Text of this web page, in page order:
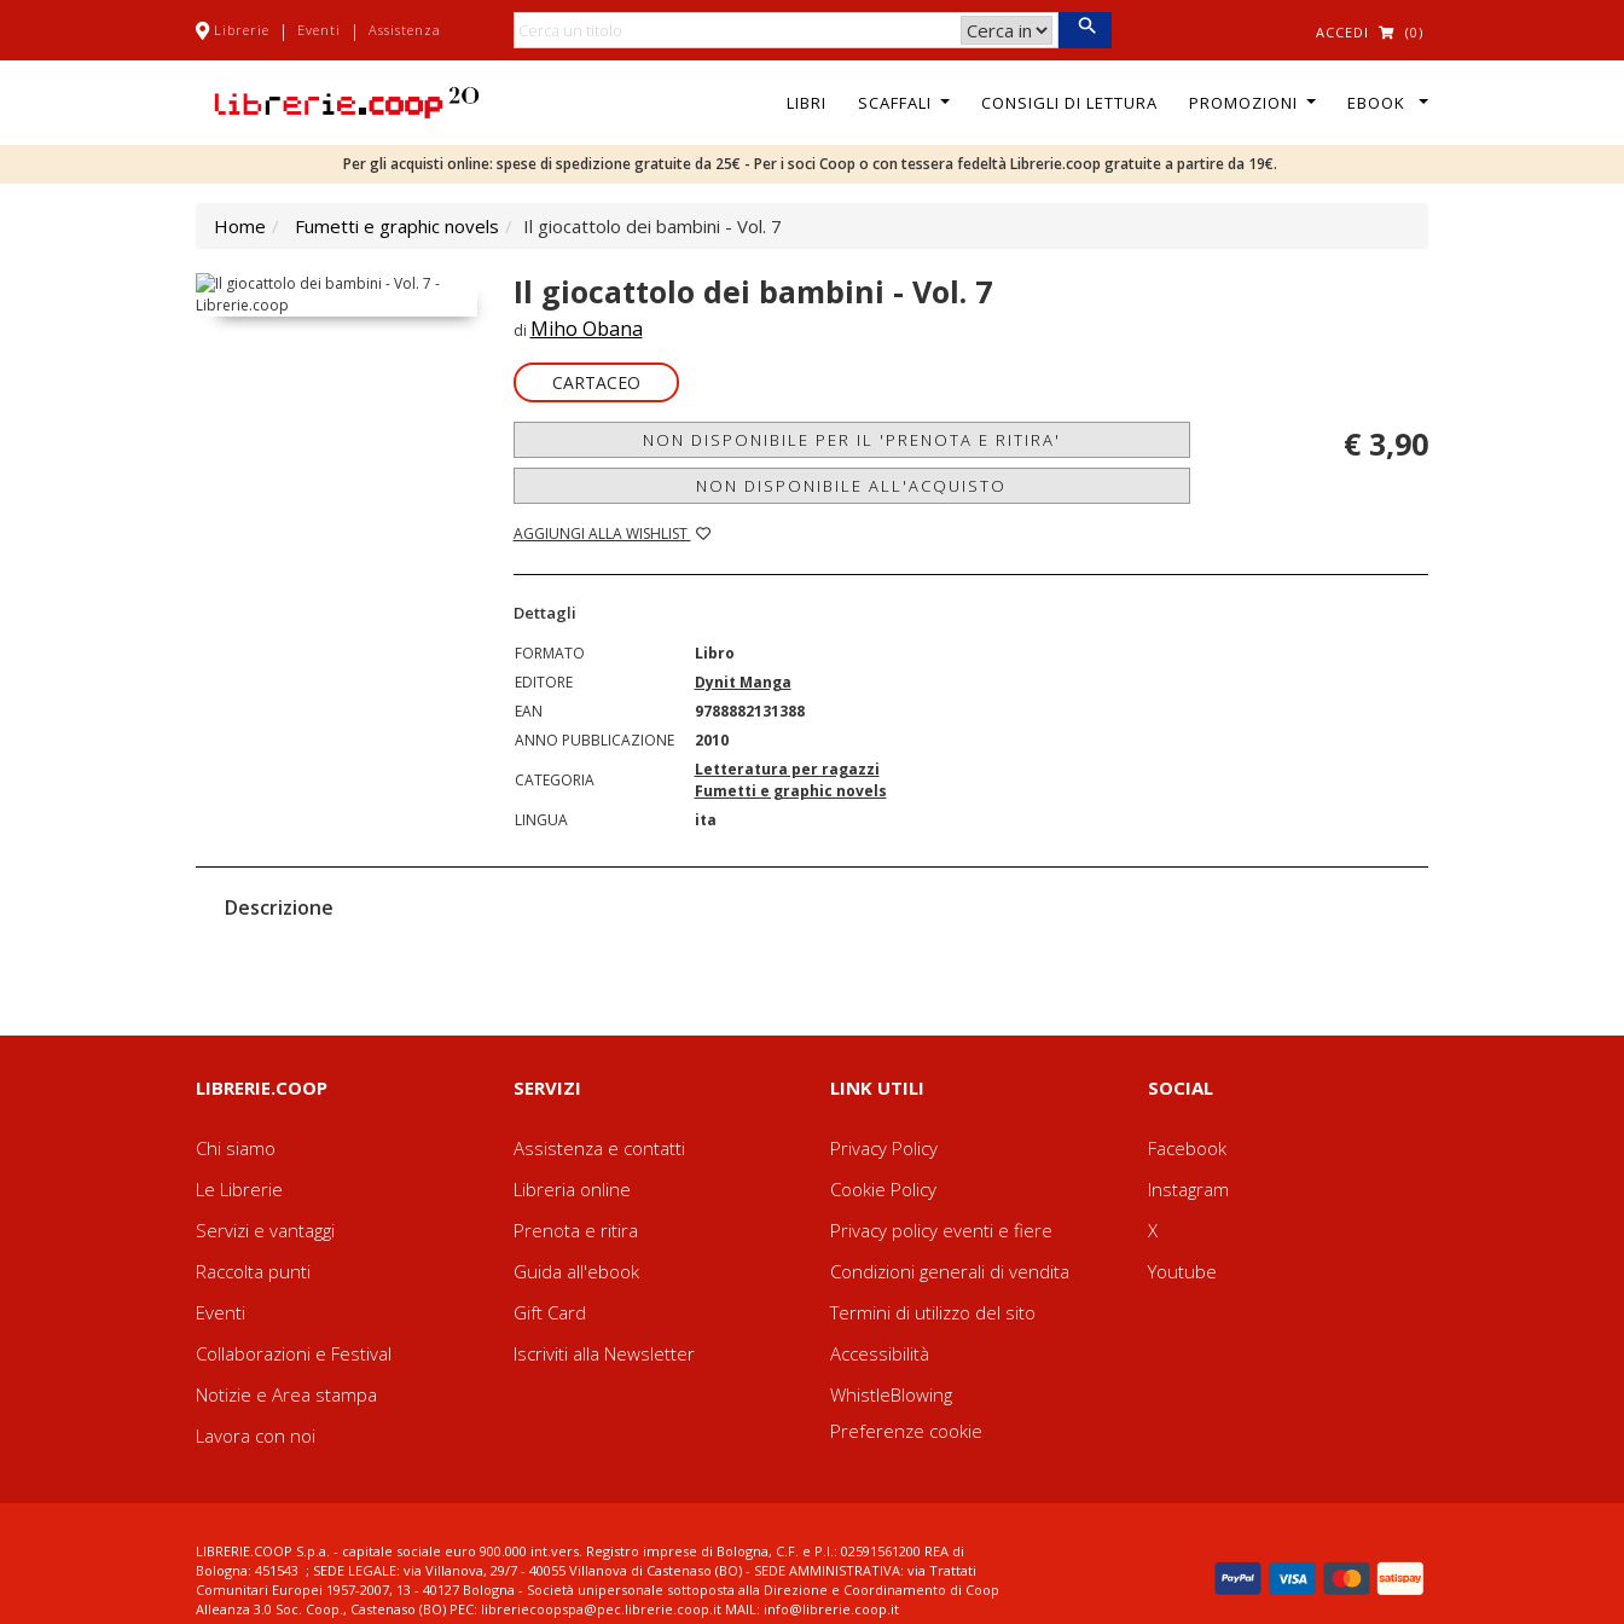
Librerie | Eventi | Assistenza ACCEDI (0)
LIBRI SCAFFALI CONSIGLI DI LETTURA PROMOZIONI EBOOK
Per gli acquisti online: spese di spedizione gratuite da 25€ - Per i soci Coop o con tessera fedeltà Librerie.coop gratuite a partire da 19€.
Home Fumetti e graphic novels Il giocattolo dei bambini - Vol. 7
Il giocattolo dei bambini - Vol. 7
di Miho Obana
CARTACEO
NON DISPONIBILE PER IL 'PRENOTA E RITIRA'
NON DISPONIBILE ALL'ACQUISTO
AGGIUNGI ALLA WISHLIST
€ 3,90
Dettagli
FORMATO
Libro
EDITORE
Dynit Manga
EAN
9788882131388
ANNO PUBBLICAZIONE
2010
CATEGORIA
Letteratura per ragazzi
Fumetti e graphic novels
LINGUA
ita
Descrizione
LIBRERIE.COOP
Chi siamo
Le Librerie
Servizi e vantaggi
Raccolta punti
Eventi
Collaborazioni e Festival
Notizie e Area stampa
Lavora con noi
SERVIZI
Assistenza e contatti
Libreria online
Prenota e ritira
Guida all'ebook
Gift Card
Iscriviti alla Newsletter
LINK UTILI
Privacy Policy
Cookie Policy
Privacy policy eventi e fiere
Condizioni generali di vendita
Termini di utilizzo del sito
Accessibilità
WhistleBlowing
Preferenze cookie
SOCIAL
Facebook
Instagram
X
Youtube
LIBRERIE.COOP S.p.a. - capitale sociale euro 900.000 int.vers. Registro imprese di Bologna, C.F. e P.I.: 02591561200 REA di
Bologna: 451543 ; SEDE LEGALE: via Villanova, 29/7 - 40055 Villanova di Castenaso (BO) - SEDE AMMINISTRATIVA: via Trattati
Comunitari Europei 1957-2007, 13 - 40127 Bologna - Società unipersonale sottoposta alla Direzione e Coordinamento di Coop
Alleanza 3.0 Soc. Coop., Castenaso (BO) PEC: libreriecoopspa@pec.librerie.coop.it MAIL: info@librerie.coop.it